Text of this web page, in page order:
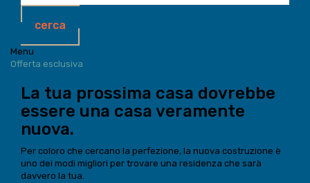
cerca
Menu
Offerta esclusiva
La tua prossima casa dovrebbe
essere una casa veramente
nuova.
Per coloro che cercano la perfezione, la nuova costruzione è
uno dei modi migliori per trovare una residenza che sarà
davvero la tua.